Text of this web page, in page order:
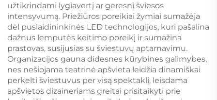
užtikrindami lygiavertį ar geresnį šviesos
intensyvumą. Priežiūros poreikiai žymiai sumažėja
dėl puslaidininkinės LED technologijos, kuri pašalina
dažnus lemputės keitimo poreikį ir sumažina
prastovas, susijusias su šviestuvų aptarnavimu.
Organizacijos gauna didesnes kūrybines galimybes,
nes nešiojama teatrinė apšvieta leidžia dinamiškai
perkelti šviestuvus per visą spektaklį, leisdama
apšvietos dizaineriams greitai prisitaikyti prie